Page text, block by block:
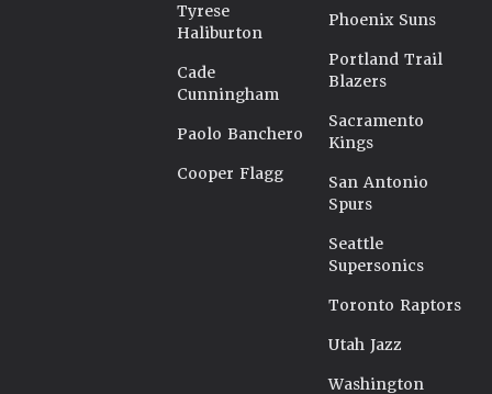
Tyrese
Haliburton
Cade
Cunningham
Paolo Banchero
Cooper Flagg
Phoenix Suns
Portland Trail
Blazers
Sacramento
Kings
San Antonio
Spurs
Seattle
Supersonics
Toronto Raptors
Utah Jazz
Washington